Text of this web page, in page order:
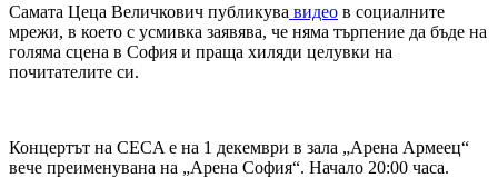
Самата Цеца Величкович публикува видео в социалните
мрежи, в което с усмивка заявява, че няма търпение да бъде на
голяма сцена в София и праща хиляди целувки на
почитателите си.
Концертът на CECA е на 1 декември в зала „Арена Армеец“
вече преименувана на „Арена София“. Начало 20:00 часа.